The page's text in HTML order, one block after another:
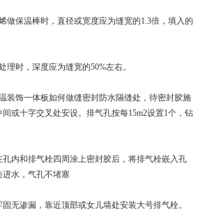
做保温棒时，直径或宽度应为缝宽的1.3倍，填入的
理时，深度应为缝宽的50%左右。
装饰一体板如何做缝密封防水隔缝处，待密封胶施
或十字交叉处安设。排气孔按每15m2设置1个，钻
内和排气栓四周涂上密封胶后，将排气栓嵌入孔
水，气孔不堵塞
无渗漏，靠近顶部或女儿墙处安装大号排气栓。